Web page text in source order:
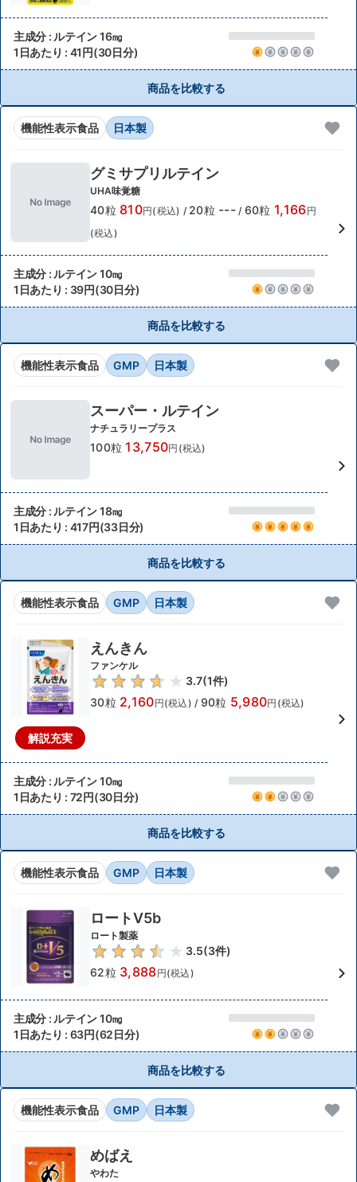
主成分 : ルテイン 16㎎
1日あたり : 41円(30日分)
商品を比較する
機能性表示食品 日本製
グミサプリルテイン
UHA味覚糖
40粒 810円(税込) / 20粒 --- / 60粒 1,166円
(税込)
主成分 : ルテイン 10㎎
1日あたり : 39円(30日分)
商品を比較する
機能性表示食品 GMP 日本製
スーパー・ルテイン
ナチュラリープラス
100粒 13,750円(税込)
主成分 : ルテイン 18㎎
1日あたり : 417円(33日分)
商品を比較する
機能性表示食品 GMP 日本製
解説充実
えんきん
ファンケル
3.7(1件)
30粒 2,160円(税込) / 90粒 5,980円(税込)
主成分 : ルテイン 10㎎
1日あたり : 72円(30日分)
商品を比較する
機能性表示食品 GMP 日本製
ロートV5b
ロート製薬
3.5(3件)
62粒 3,888円(税込)
主成分 : ルテイン 10㎎
1日あたり : 63円(62日分)
商品を比較する
機能性表示食品 GMP 日本製
めばえ
やわた